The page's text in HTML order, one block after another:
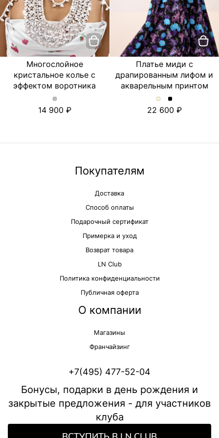
Многослойное
кристальное колье с
эффектом воротника
Многослойное
кристальное
Серебряный
14 900
Платье миди с
драпированным лифом и
акварельным принтом
Платье
миди
Платье
миди
22 600
Покупателям
Доставка
Способ оплаты
Подарочный сертификат
Примерка и уход
Возврат товара
LN Club
Политика конфиденциальности
Публичная оферта
О компании
Магазины
Франчайзинг
+7(495) 477-52-04
Бонусы, подарки в день рождения и
закрытые предложения - для участников
клуба